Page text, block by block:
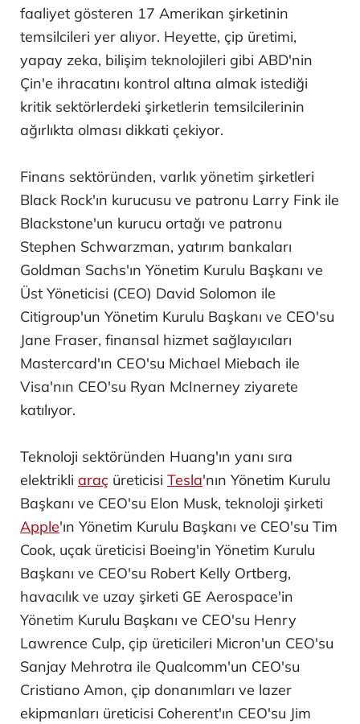
faaliyet gösteren 17 Amerikan şirketinin
temsilcileri yer alıyor. Heyette, çip üretimi,
yapay zeka, bilişim teknolojileri gibi ABD'nin
Çin'e ihracatını kontrol altına almak istediği
kritik sektörlerdeki şirketlerin temsilcilerinin
ağırlıkta olması dikkati çekiyor.
Finans sektöründen, varlık yönetim şirketleri
Black Rock'ın kurucusu ve patronu Larry Fink ile
Blackstone'un kurucu ortağı ve patronu
Stephen Schwarzman, yatırım bankaları
Goldman Sachs'ın Yönetim Kurulu Başkanı ve
Üst Yöneticisi (CEO) David Solomon ile
Citigroup'un Yönetim Kurulu Başkanı ve CEO'su
Jane Fraser, finansal hizmet sağlayıcıları
Mastercard'ın CEO'su Michael Miebach ile
Visa'nın CEO'su Ryan McInerney ziyarete
katılıyor.
Teknoloji sektöründen Huang'ın yanı sıra
elektrikli araç üreticisi Tesla'nın Yönetim Kurulu
Başkanı ve CEO'su Elon Musk, teknoloji şirketi
Apple'ın Yönetim Kurulu Başkanı ve CEO'su Tim
Cook, uçak üreticisi Boeing'in Yönetim Kurulu
Başkanı ve CEO'su Robert Kelly Ortberg,
havacılık ve uzay şirketi GE Aerospace'in
Yönetim Kurulu Başkanı ve CEO'su Henry
Lawrence Culp, çip üreticileri Micron'un CEO'su
Sanjay Mehrotra ile Qualcomm'un CEO'su
Cristiano Amon, çip donanımları ve lazer
ekipmanları üreticisi Coherent'ın CEO'su Jim